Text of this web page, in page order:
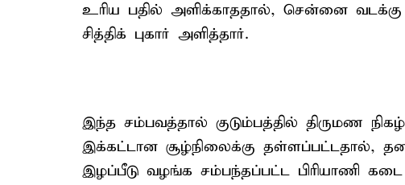
உரிய பதில் அளிக்காததால், சென்னை
சித்திக் புகார் அளித்தார்.
இந்த சம்பவத்தால் குடும்பத்தில் திருமண
இக்கட்டான சூழ்நிலைக்கு தள்ளப்பட்டதால்,
இழப்பீடு வழங்க சம்பந்தப்பட்ட பிரியாணி